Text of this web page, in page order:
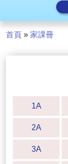
首頁 » 家課冊
1A
2A
3A